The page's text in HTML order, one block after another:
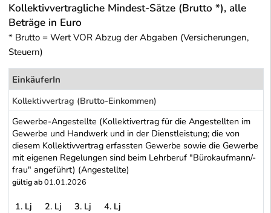
Kollektivvertragliche Mindest-Sätze (Brutto *), alle
Beträge in Euro
* Brutto = Wert VOR Abzug der Abgaben (Versicherungen,
Steuern)
EinkäuferIn
Kollektivvertrag (Brutto-Einkommen)
Gewerbe-Angestellte (Kollektivertrag für die Angestellten im
Gewerbe und Handwerk und in der Dienstleistung; die von
diesem Kollektivvertrag erfassten Gewerbe sowie die Gewerbe
mit eigenen Regelungen sind beim Lehrberuf "Bürokaufmann/-
frau" angeführt) (Angestellte)
gültig ab01.01.2026
1. Lj 2. Lj 3. Lj
4. Lj